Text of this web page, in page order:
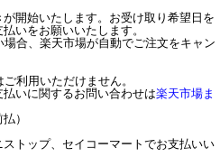
開始いたします。お受け取り希望日を
いをお願いいたします。
合、楽天市場が自動でご注文をキャン
利用いただけません。
いに関するお問い合わせは楽天市場ま
）
トップ、セイコーマートでお支払いい